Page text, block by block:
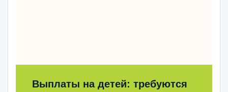
Выплаты на детей: требуются